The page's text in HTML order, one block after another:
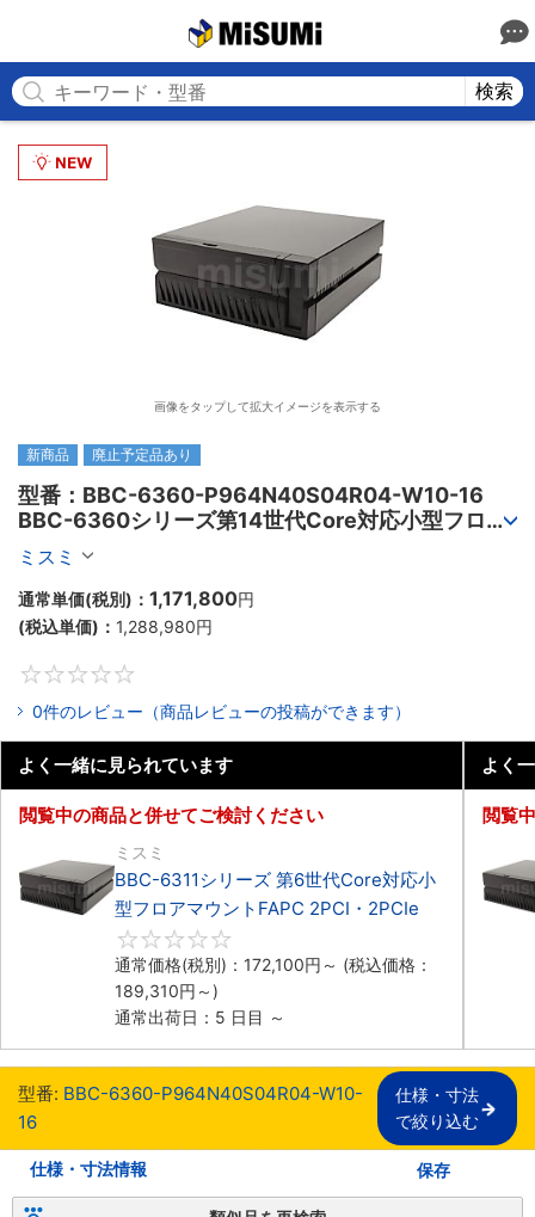
検索
画像をタップして拡大イメージを表示する
新商品 廃止予定品あり
型番：BBC-6360-P964N40S04R04-W10-16
BBC-6360シリーズ第14世代Core対応小型フロア
マウント2PCIe
ミスミ
通常単価(税別)： 1,171,800円
(税込単価)： 1,288,980円
0件のレビュー（商品レビューの投稿ができます）
よく一緒に見られています
閲覧中の商品と併せてご検討ください
ミスミ
BBC-6311シリーズ 第6世代Core対応小
型フロアマウントFAPC 2PCI・2PCIe
通常価格(税別)： 172,100円 ～ (税込価格：
189,310円 ～)
通常出荷日：5 日目 ～
よく
閲覧
型番: BBC-6360-P964N40S04R04-W10-
16
仕様・寸法
で絞り込む
仕様・寸法情報 保存